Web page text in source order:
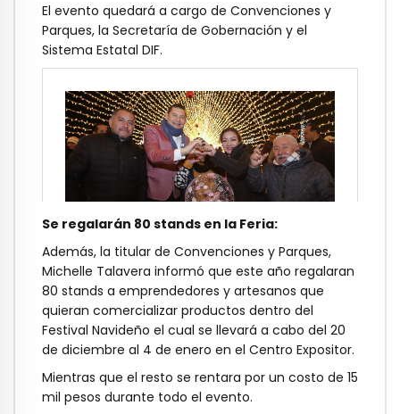
El evento quedará a cargo de Convenciones y
Parques, la Secretaría de Gobernación y el
Sistema Estatal DIF.
Se regalarán 80 stands en la Feria:
Además, la titular de Convenciones y Parques,
Michelle Talavera informó que este año regalaran
80 stands a emprendedores y artesanos que
quieran comercializar productos dentro del
Festival Navideño el cual se llevará a cabo del 20
de diciembre al 4 de enero en el Centro Expositor.
Mientras que el resto se rentara por un costo de 15
mil pesos durante todo el evento.